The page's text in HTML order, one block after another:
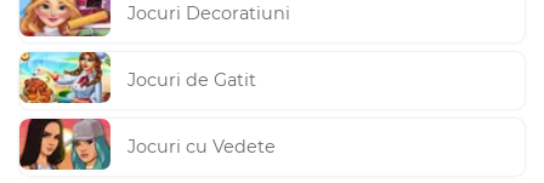
Jocuri Decoratiuni
Jocuri de Gatit
Jocuri cu Vedete